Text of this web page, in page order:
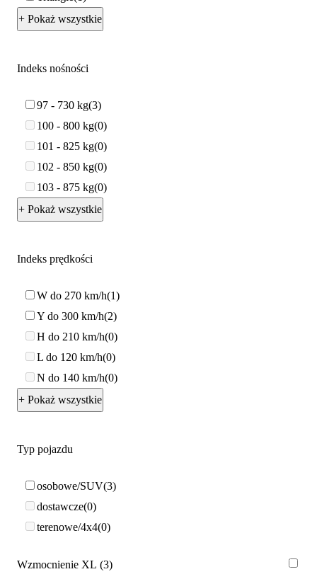
+ Pokaż wszystkie
Indeks nośności
97 - 730 kg 3
100 - 800 kg 0
101 - 825 kg 0
102 - 850 kg 0
103 - 875 kg 0
+ Pokaż wszystkie
Indeks prędkości
W do 270 km/h 1
Y do 300 km/h 2
H do 210 km/h 0
L do 120 km/h 0
N do 140 km/h 0
+ Pokaż wszystkie
Typ pojazdu
osobowe/SUV 3
dostawcze 0
terenowe/4x4 0
Wzmocnienie XL 3